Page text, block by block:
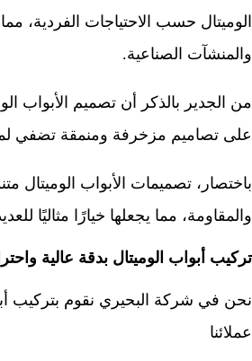
الوميتال حسب الاحتياجات الفردية،
والمنشآت الصناعية.
من الجدير بالذكر أن تصميم الأبواب
على تصاميم مزخرفة ومنمقة تضفي
باختصار، تصميمات الأبواب الوميتال
والمقاومة، مما يجعلها خيارًا مثاليًا
تركيب أبواب الوميتال بدقة عالية
نحن في شركة البحيري نقوم بتركيب
عملائنا